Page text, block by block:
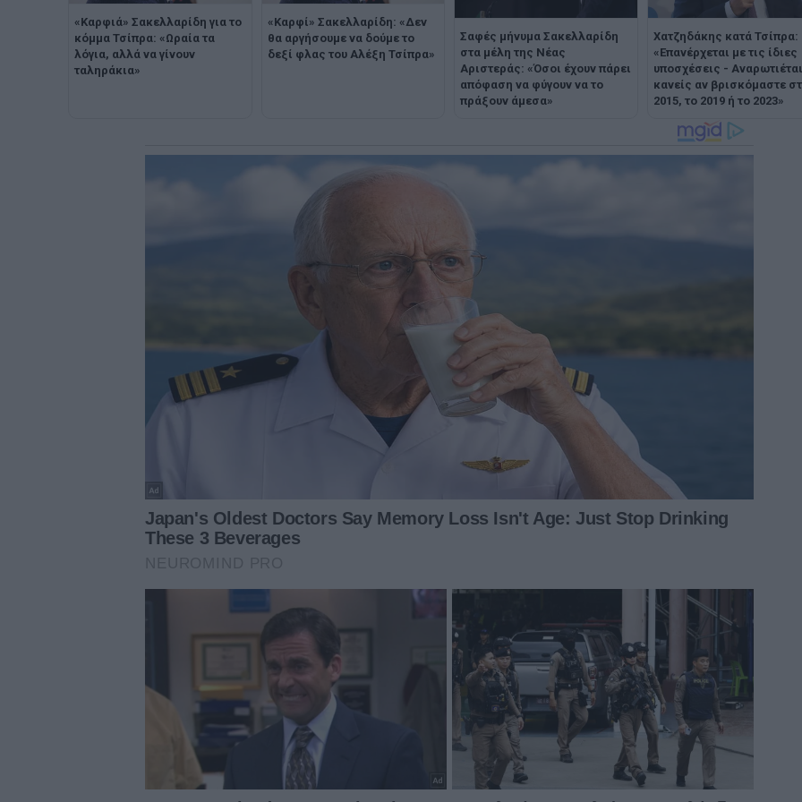
«Καρφιά» Σακελλαρίδη για το
κόμμα Τσίπρα: «Ωραία τα
λόγια, αλλά να γίνουν
ταληράκια»
«Καρφί» Σακελλαρίδη: «Δεν
θα αργήσουμε να δούμε το
δεξί φλας του Αλέξη Τσίπρα»
Σαφές μήνυμα Σακελλαρίδη
στα μέλη της Νέας
Αριστεράς: «Όσοι έχουν πάρει
απόφαση να φύγουν να το
πράξουν άμεσα»
Χατζηδάκης κατά Τσίπρα:
«Eπανέρχεται με τις ίδιες
υποσχέσεις - Αναρωτιέται
κανείς αν βρισκόμαστε
2015, το 2019 ή το 2023»